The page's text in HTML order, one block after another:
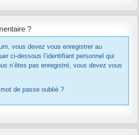
?
mot de passe oublié ?